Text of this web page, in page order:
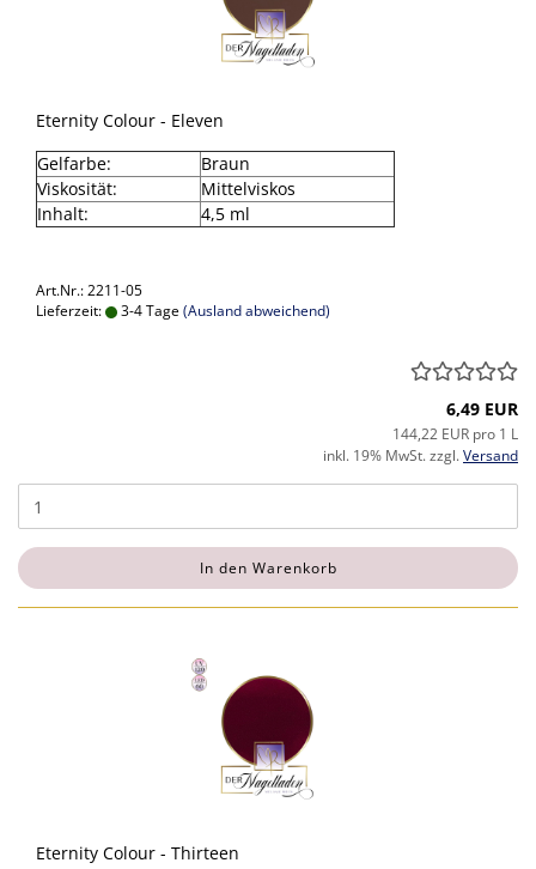
Eternity Colour - Eleven
Gelfarbe:
Braun
Viskosität:
Mittelviskos
Inhalt:
4,5 ml
Art.Nr.: 2211-05
Lieferzeit:
3-4 Tage(Ausland abweichend)
6,49 EUR
144,22 EUR pro 1 L
inkl. 19% MwSt. zzgl.Versand
In den Warenkorb
Eternity Colour - Thirteen